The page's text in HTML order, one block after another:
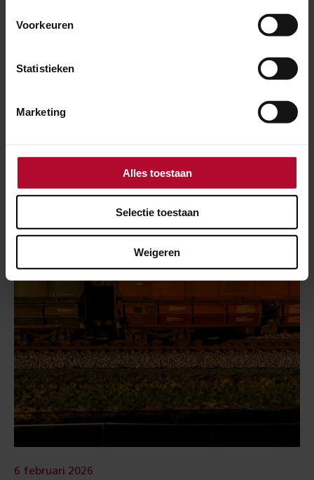
Voorkeuren
Statistieken
Marketing
Alles toestaan
Selectie toestaan
Weigeren
Leidingkoker geplaatst op emplacement
6 februari 2026